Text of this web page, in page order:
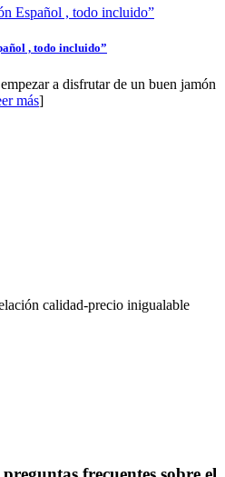
, todo incluido”
a disfrutar de un buen jamón
más]
calidad-precio inigualable